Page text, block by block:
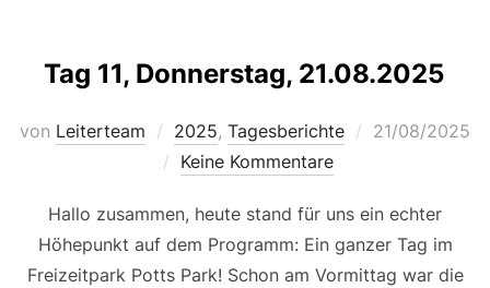
Tag 11, Donnerstag, 21.08.2025
von Leiterteam 2025, Tagesberichte
Veröffentlicht
21/08/2025
Keine Kommentare
Hallo zusammen, heute stand für uns ein echter
Höhepunkt auf dem Programm: Ein ganzer Tag im
Freizeitpark Potts Park! Schon am Vormittag war die